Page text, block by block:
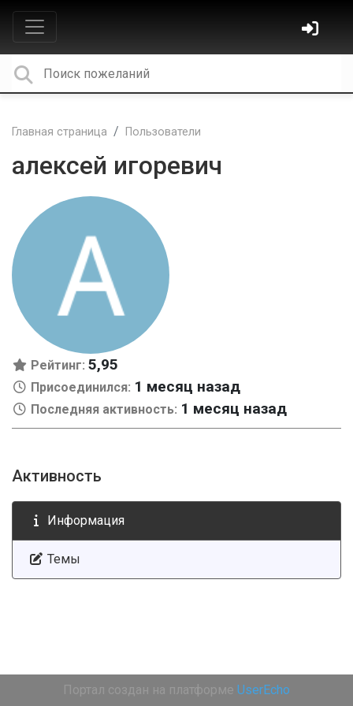
Главная страница Пользователи
алексей игоревич
Рейтинг: 5,95
Присоединился: 1 месяц назад
Последняя активность: 1 месяц назад
Активность
Информация
Темы
Портал создан на платформе UserEcho